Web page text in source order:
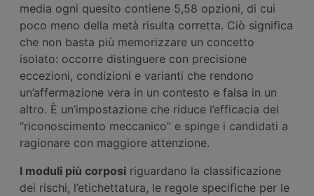
media ogni quesito contiene 5,58 opzioni, di cui
poco meno della metà risulta corretta. Ciò significa
che non basta più memorizzare un concetto
isolato: occorre distinguere con precisione
eccezioni, condizioni e varianti che rendono
un’affermazione vera in un contesto e falsa in un
altro. È un’impostazione che riduce l’efficacia del
“riconoscimento meccanico” e spinge i candidati a
ragionare con maggiore attenzione.
I moduli più corposi riguardano la classificazione
dei rischi, l’etichettatura, le regole specifiche per le